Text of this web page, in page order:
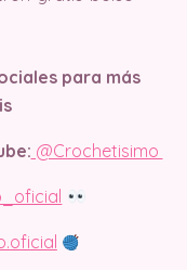
para más
@Crochetisimo